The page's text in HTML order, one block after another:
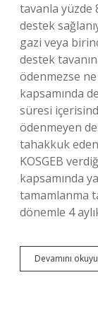
tavanla yüzde
destek
gazi veya
destek
ödenmezse
kapsamında
süresi
ödenmeyen
tahakkuk
KOSGEB
kapsamında
tamamlanma
dönemle 4
Devamını